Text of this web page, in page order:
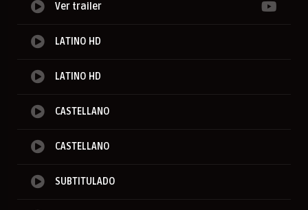
Ver trailer
LATINO HD
LATINO HD
CASTELLANO
CASTELLANO
SUBTITULADO